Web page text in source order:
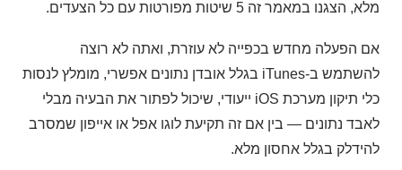
מלא, הצגנו במאמר זה 5 שיטות מפורטות עם כל הצעדים.
אם הפעלה מחדש בכפייה לא עוזרת, ואתה לא רוצה
להשתמש ב-iTunes בגלל אובדן נתונים אפשרי, מומלץ לנסות
כלי תיקון מערכת iOS ייעודי, שיכול לפתור את הבעיה מבלי
לאבד נתונים — בין אם זה תקיעת לוגו אפל או אייפון שמסרב
להידלק בגלל אחסון מלא.